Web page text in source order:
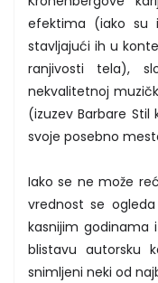
efektima (iako su
stavljajući ih u
ranjivosti tela),
nekvalitetnoj
(izuzev Barbare
svoje posebno
Iako se ne može
vrednost se
kasnijim godinama
blistavu autorsku
snimljeni neki od